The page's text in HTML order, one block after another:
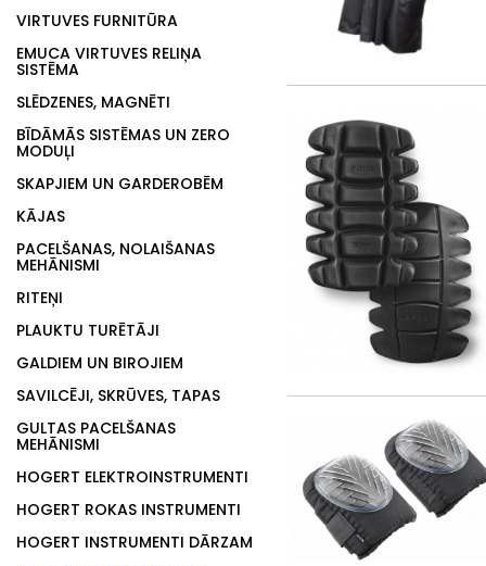
VIRTUVES FURNITŪRA
EMUCA VIRTUVES RELIŅA
SISTĒMA
SLĒDZENES, MAGNĒTI
BĪDĀMĀS SISTĒMAS UN ZERO
MODUĻI
SKAPJIEM UN GARDEROBĒM
KĀJAS
PACELŠANAS, NOLAIŠANAS
MEHĀNISMI
RITEŅI
PLAUKTU TURĒTĀJI
GALDIEM UN BIROJIEM
SAVILCĒJI, SKRŪVES, TAPAS
GULTAS PACELŠANAS
MEHĀNISMI
HOGERT ELEKTROINSTRUMENTI
HOGERT ROKAS INSTRUMENTI
HOGERT INSTRUMENTI DĀRZAM